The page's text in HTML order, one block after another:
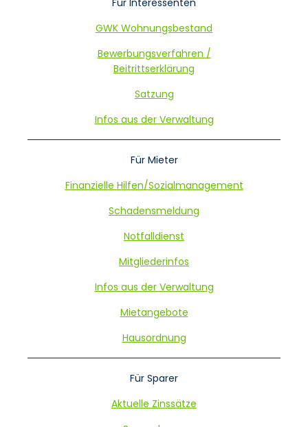
Für Interessenten
GWK Wohnungsbestand
Bewerbungsverfahren /
Beitrittserklärung
Satzung
Infos aus der Verwaltung
Für Mieter
Finanzielle Hilfen/Sozialmanagement
Schadensmeldung
Notfalldienst
Mitgliederinfos
Infos aus der Verwaltung
Mietangebote
Hausordnung
Für Sparer
Aktuelle Zinssätze